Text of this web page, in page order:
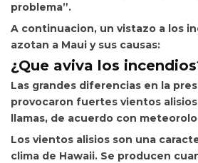
problema”.
A continuacion, un vistazo a los
azotan a Maui y sus causas:
¿Que aviva los
Las grandes diferencias en la
provocaron fuertes vientos
llamas, de acuerdo con
Los vientos alisios son una
clima de Hawaii. Se producen